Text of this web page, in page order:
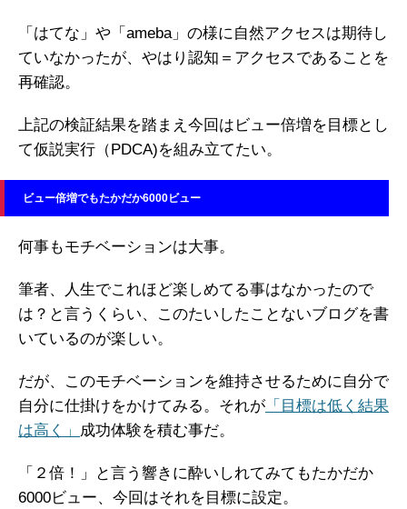
「はてな」や「ameba」の様に自然アクセスは期待し
ていなかったが、やはり認知＝アクセスであることを
再確認。
上記の検証結果を踏まえ今回はビュー倍増を目標とし
て仮説実行（PDCA)を組み立てたい。
ビュー倍増でもたかだか6000ビュー
何事もモチベーションは大事。
筆者、人生でこれほど楽しめてる事はなかったので
は？と言うくらい、このたいしたことないブログを書
いているのが楽しい。
だが、このモチベーションを維持させるために自分で
自分に仕掛けをかけてみる。それが 「目標は低く結果
は高く」 成功体験を積む事だ。
「２倍！」と言う響きに酔いしれてみてもたかだか
6000ビュー、今回はそれを目標に設定。